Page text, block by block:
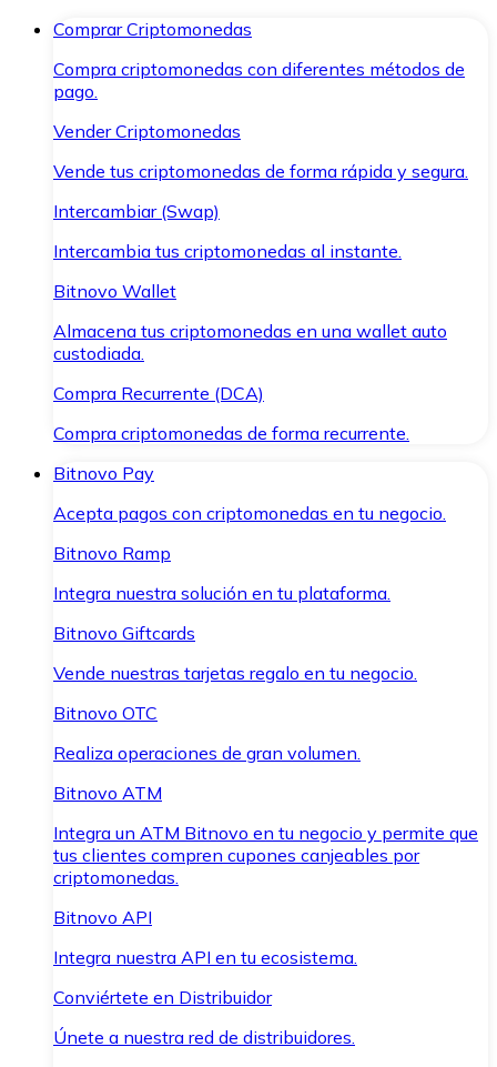
Comprar Criptomonedas
Compra criptomonedas con diferentes métodos de
pago.
Vender Criptomonedas
Vende tus criptomonedas de forma rápida y segura.
Intercambiar (Swap)
Intercambia tus criptomonedas al instante.
Bitnovo Wallet
Almacena tus criptomonedas en una wallet auto
custodiada.
Compra Recurrente (DCA)
Compra criptomonedas de forma recurrente.
Bitnovo Pay
Acepta pagos con criptomonedas en tu negocio.
Bitnovo Ramp
Integra nuestra solución en tu plataforma.
Bitnovo Giftcards
Vende nuestras tarjetas regalo en tu negocio.
Bitnovo OTC
Realiza operaciones de gran volumen.
Bitnovo ATM
Integra un ATM Bitnovo en tu negocio y permite que
tus clientes compren cupones canjeables por
criptomonedas.
Bitnovo API
Integra nuestra API en tu ecosistema.
Conviértete en Distribuidor
Únete a nuestra red de distribuidores.